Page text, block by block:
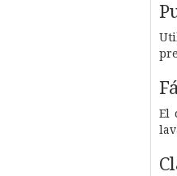
El